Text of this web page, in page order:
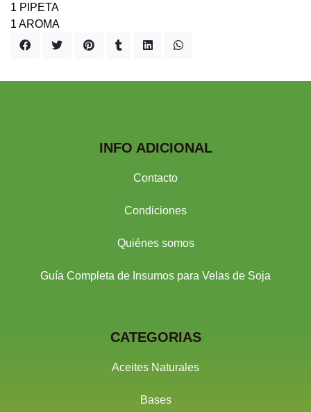
1 PIPETA
1 AROMA
INFO ADICIONAL
Contacto
Condiciones
Quiénes somos
Guía Completa de Insumos para Velas de Soja
CATEGORIAS
Aceites Naturales
Bases